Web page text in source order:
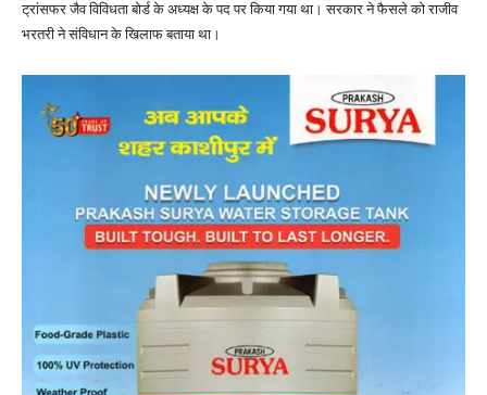
ट्रांसफर जैव विविधता बोर्ड के अध्यक्ष के पद पर किया गया था। सरकार ने फैसले को राजीव
भरतरी ने संविधान के खिलाफ बताया था।